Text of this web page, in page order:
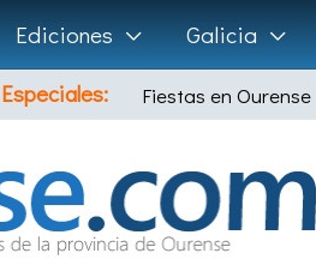
Ediciones Galicia
Especiales:
Fiestas en Ourense